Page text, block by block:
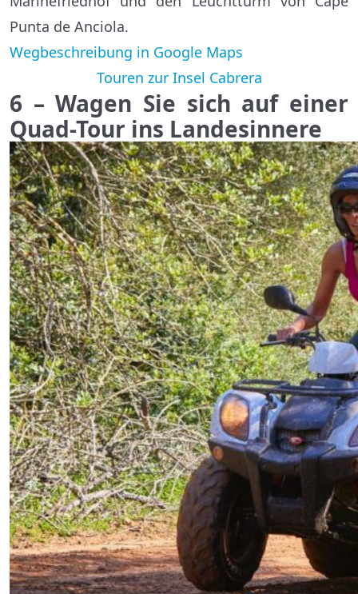
Punta de Anciola.
Wegbeschreibung in Google Maps
Touren zur Insel Cabrera
6 – Wagen Sie sich auf einer
Quad-Tour ins Landesinnere